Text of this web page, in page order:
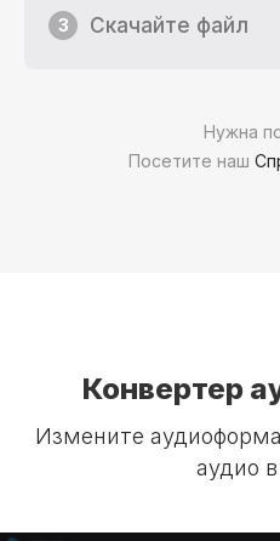
Нужна
Посетите наш
3 Скачайте файл
Конвертер
Измените
аудио